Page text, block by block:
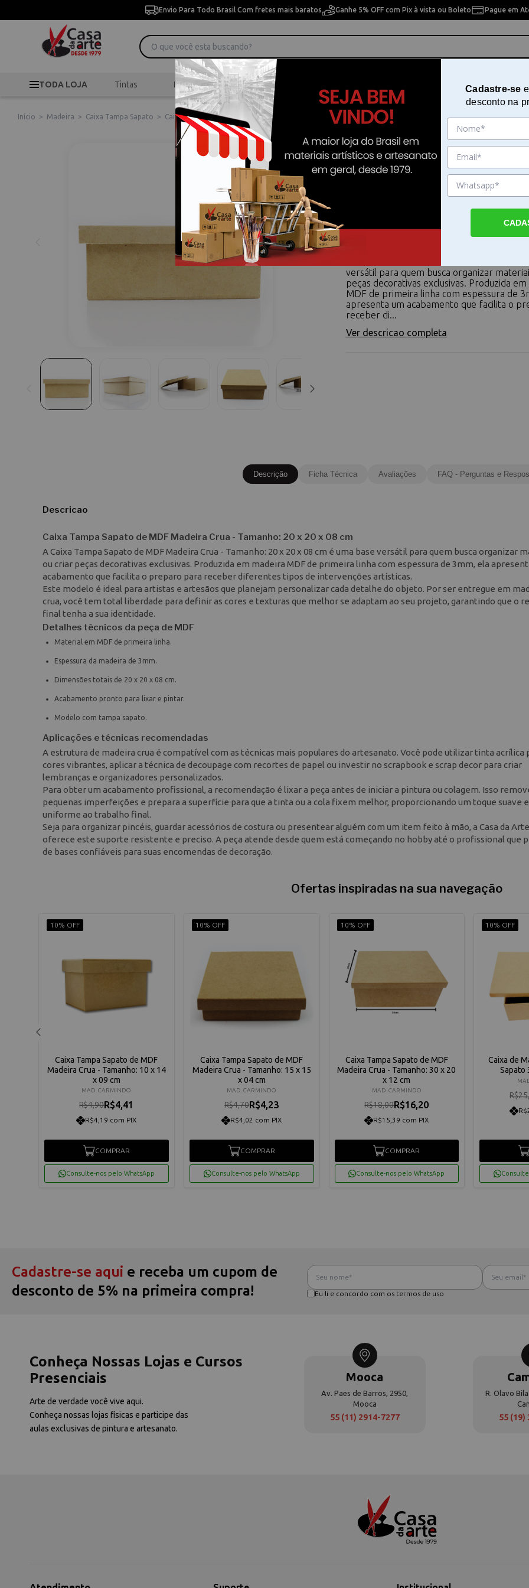
Envio Para Todo Brasil Com fretes mais baratos Ganhe 5% OFF com Pix à vista ou Boleto Pague em
TODA LOJA Tintas Pincéis Desenho Pintura
Início > Madeira > Caixa Tampa Sapato > Caixa Tampa Sapato de MDF Madeira Crua - Tamanho: 20 x 20 x 08 cm
Caixa Tampa Sapato de MDF
Crua - Tamanho: 20 x 20 x 08 cm
Caixa Tampa Sapato de MDF Madeira
versátil para quem busca organizar
peças decorativas exclusivas. Produzida
MDF de primeira linha com espessura de
apresenta um acabamento que facilita o
receber di...
Ver descricao completa
Descrição Ficha Técnica Avaliações FAQ - Perguntas e
Descricao
Caixa Tampa Sapato de MDF Madeira Crua - Tamanho: 20 x 20 x 08 cm
A Caixa Tampa Sapato de MDF Madeira Crua - Tamanho: 20 x 20 x 08 cm é uma base versátil para quem busca organizar
ou criar peças decorativas exclusivas. Produzida em madeira MDF de primeira linha com espessura de 3mm, ela
acabamento que facilita o preparo para receber diferentes tipos de intervenções artísticas.
Este modelo é ideal para artistas e artesãos que planejam personalizar cada detalhe do objeto. Por ser entregue em
crua, você tem total liberdade para definir as cores e texturas que melhor se adaptam ao seu projeto, garantindo que o
final tenha a sua identidade.
Detalhes técnicos da peça de MDF
Material em MDF de primeira linha.
Espessura da madeira de 3mm.
Dimensões totais de 20 x 20 x 08 cm.
Acabamento pronto para lixar e pintar.
Modelo com tampa sapato.
Aplicações e técnicas recomendadas
A estrutura de madeira crua é compatível com as técnicas mais populares do artesanato. Você pode utilizar tinta acrílica
cores vibrantes, aplicar a técnica de decoupage com recortes de papel ou investir no scrapbook e scrap decor para criar
lembranças e organizadores personalizados.
Para obter um acabamento profissional, a recomendação é lixar a peça antes de iniciar a pintura ou colagem. Isso
pequenas imperfeições e prepara a superfície para que a tinta ou a cola fixem melhor, proporcionando um toque suave e
uniforme ao trabalho final.
Seja para organizar pincéis, guardar acessórios de costura ou presentear alguém com um item feito à mão, a Casa da Arte
oferece este suporte resistente e preciso. A peça atende desde quem está começando no hobby até o profissional que
de bases confiáveis para suas encomendas de decoração.
Ofertas inspiradas na sua navegação
10% OFF
Caixa Tampa Sapato de MDF
Madeira Crua - Tamanho: 10 x 14
x 09 cm
MAD. CARMINDO
R$4,90R$4,41
R$4,19 com PIX
COMPRAR
Consulte-nos pelo WhatsApp
10% OFF
Caixa Tampa Sapato de MDF
Madeira Crua - Tamanho: 15 x 15
x 04 cm
MAD. CARMINDO
R$4,70R$4,23
R$4,02 com PIX
COMPRAR
Consulte-nos pelo WhatsApp
10% OFF
Caixa Tampa Sapato de MDF
Madeira Crua - Tamanho: 30 x 20
x 12 cm
MAD. CARMINDO
R$18,00R$16,20
R$15,39 com PIX
COMPRAR
Consulte-nos pelo WhatsApp
10% OFF
Caixa de
Sapato
Cadastre-se aqui e receba um cupom de
desconto de 5% na primeira compra!
Eu li e concordo com os termos de uso
Conheça Nossas Lojas e Cursos
Presenciais
Arte de verdade você vive aqui.
Conheça nossas lojas físicas e participe das
aulas exclusivas de pintura e artesanato.
Mooca
Av. Paes de Barros, 2950,
Mooca
55 (11) 2914-7277
R. Olavo
55 (19)
Cadastre-se
desconto na